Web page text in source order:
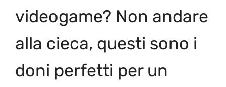
videogame? Non andare
alla cieca, questi sono i
doni perfetti per un